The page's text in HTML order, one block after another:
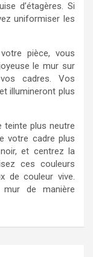
d’étagères. Si
uniformiser les
pièce, vous
le mur sur
cadres. Vos
illumineront plus
teinte plus neutre
votre cadre plus
et centrez la
ces couleurs
de couleur vive.
de manière